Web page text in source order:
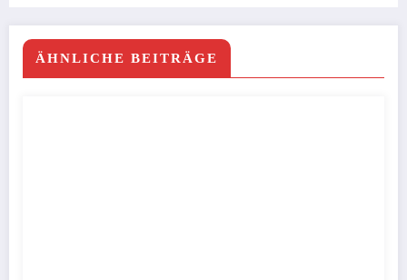
ÄHNLICHE BEITRÄGE